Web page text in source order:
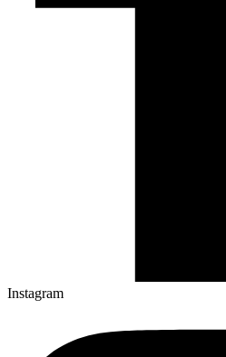
Instagram